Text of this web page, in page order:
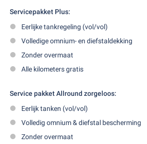
Servicepakket Plus:
Eerlijke tankregeling (vol/vol)
Volledige omnium- en diefstaldekking
Zonder overmaat
Alle kilometers gratis
Service pakket Allround zorgeloos:
Eerlijk tanken (vol/vol)
Volledig omnium & diefstal bescherming
Zonder overmaat